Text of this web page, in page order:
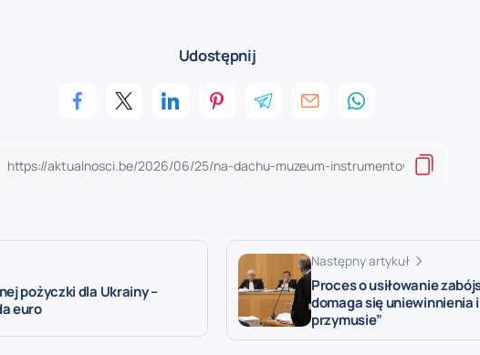
Udostępnij
pożyczki dla Ukrainy –
euro
Następny artykuł
Proces o usiłowanie
domaga się uniewinnienia
przymusie”